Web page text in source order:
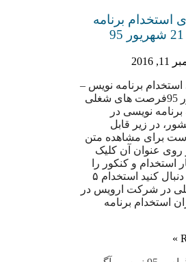
استخدام برنامه
2016
استخدام برنامه نویس –
21 شهریور 95فرصت های شغلی
نویسی در
در زیر قابل
برای مشاهده متن
روی عنوان آن کلیک
استخدام و کنکور را
در تلگرام دنبال کنید استخدام ۵
در شرکت ارویس در
استخدام برنامه